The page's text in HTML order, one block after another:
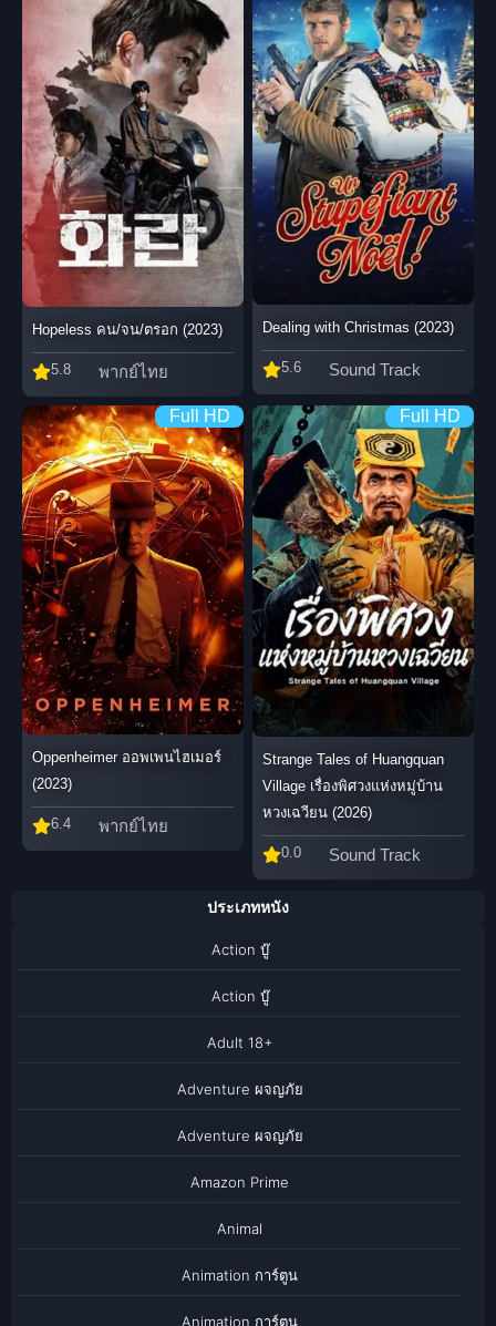
Hopeless คน/จน/ตรอก (2023)
5.8 พากย์ไทย
Dealing with Christmas (2023)
5.6 Sound Track
Full HD
Oppenheimer ออพเพนไฮเมอร์
(2023)
6.4 พากย์ไทย
Full HD
Strange Tales of Huangquan
Village เรื่องพิศวงแห่งหมู่บ้าน
หวงเฉวียน (2026)
0.0 Sound Track
ประเภทหนัง
Action บู๊
Action บู๊
Adult 18+
Adventure ผจญภัย
Adventure ผจญภัย
Amazon Prime
Animal
Animation การ์ตูน
Animation การ์ตูน